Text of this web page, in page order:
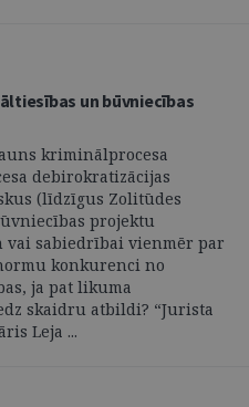
un būvniecības
kriminālprocesa
debirokratizācijas
(līdzīgus Zolitūdes
projektu
vai sabiedrībai vienmēr par
konkurenci no
ja pat likuma
skaidru atbildi? “Jurista
Leja ...